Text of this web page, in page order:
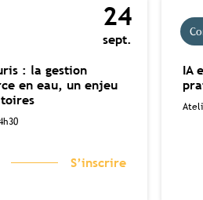
24
sept.
: la gestion
en eau, un enjeu
S’inscrire
IA